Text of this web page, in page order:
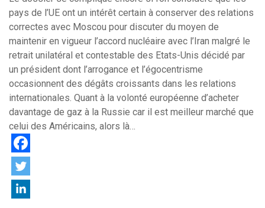
pays de l’UE ont un intérêt certain à conserver des relations
correctes avec Moscou pour discuter du moyen de
maintenir en vigueur l’accord nucléaire avec l’Iran malgré le
retrait unilatéral et contestable des Etats-Unis décidé par
un président dont l’arrogance et l’égocentrisme
occasionnent des dégâts croissants dans les relations
internationales. Quant à la volonté européenne d’acheter
davantage de gaz à la Russie car il est meilleur marché que
celui des Américains, alors là…